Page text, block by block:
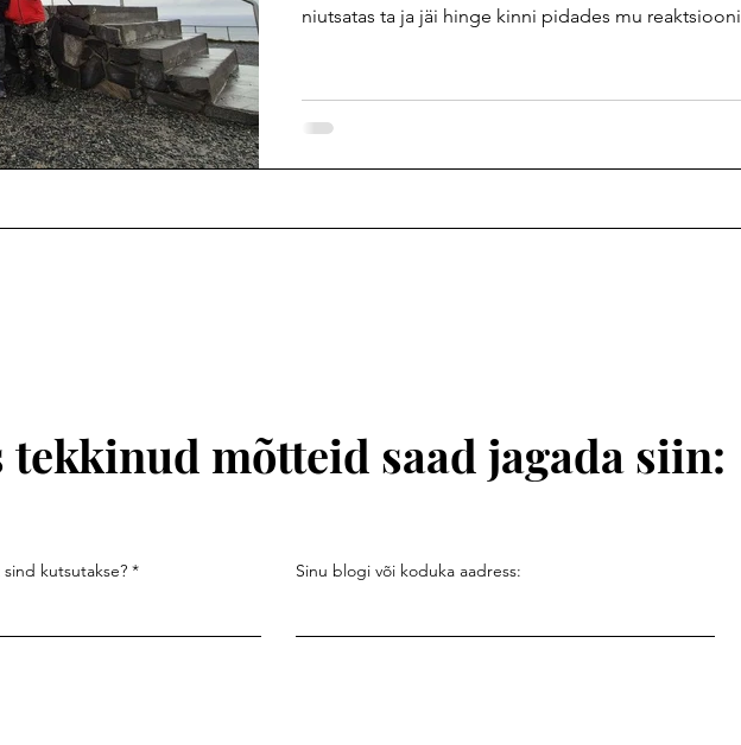
niutsatas ta ja jäi hinge kinni pidades mu reaktsiooni
veelgi enam väestav ajalugu.
tekkinud mõtteid saad jagada siin:
kutsutakse? Sinu blogi või koduka aadress: